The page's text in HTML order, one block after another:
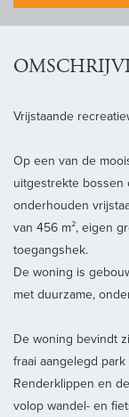
Vrijstaande
Op een van de
uitgestrekte bossen
onderhouden
van 456 m², eigen
toegangshek.
De woning is
met duurzame,
De woning bevindt
fraai aangelegd
Renderklippen en
volop wandel- en